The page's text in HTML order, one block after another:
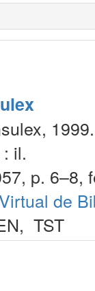
1999.
il.
p. 6–8,
de
, TST